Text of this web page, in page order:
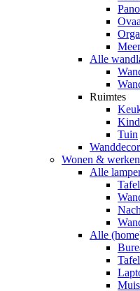
Alle
Ruimtes
Tuin
Wonen & werken
Alle
Alle